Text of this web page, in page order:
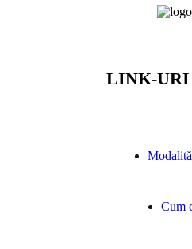
LINK-
Cum